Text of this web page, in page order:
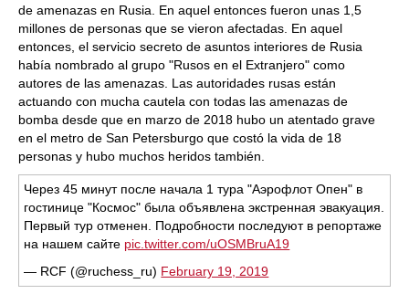
de amenazas en Rusia. En aquel entonces fueron unas 1,5
millones de personas que se vieron afectadas. En aquel
entonces, el servicio secreto de asuntos interiores de Rusia
había nombrado al grupo "Rusos en el Extranjero" como
autores de las amenazas. Las autoridades rusas están
actuando con mucha cautela con todas las amenazas de
bomba desde que en marzo de 2018 hubo un atentado grave
en el metro de San Petersburgo que costó la vida de 18
personas y hubo muchos heridos también.
Через 45 минут после начала 1 тура "Аэрофлот Опен" в
гостинице "Космос" была объявлена экстренная эвакуация.
Первый тур отменен. Подробности последуют в репортаже
на нашем сайте pic.twitter.com/uOSMBruA19
— RCF (@ruchess_ru) February 19, 2019